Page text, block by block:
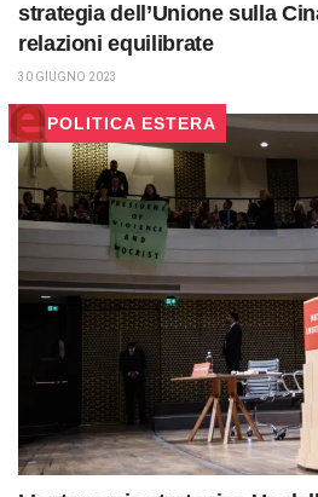
strategia dell’Unione sulla
relazioni equilibrate
30 GIUGNO 2023
POLITICA ESTERA